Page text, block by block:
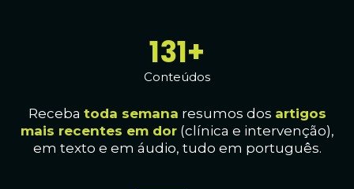
133+
Conteúdos
Receba toda semana resumos dos artigos
mais recentes em dor(clínica e intervenção),
em texto e em áudio, tudo em português.